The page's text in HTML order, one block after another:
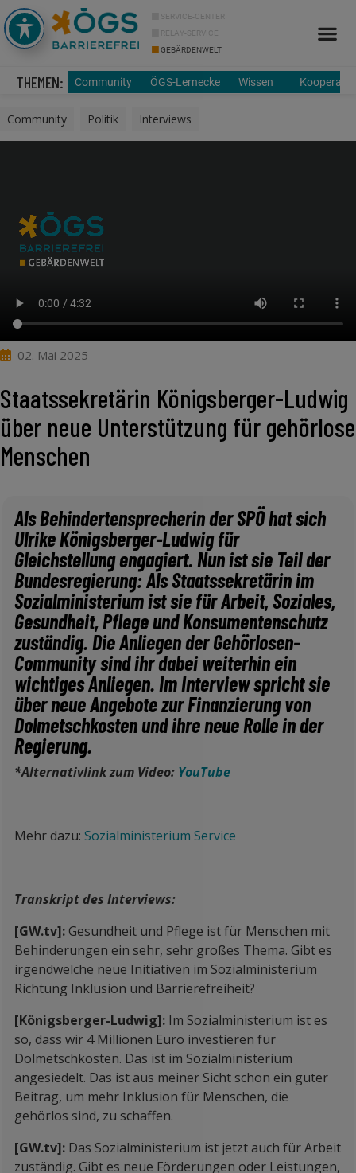
SERVICE-CENTER
RELAY-SERVICE
GEBÄRDENWELT
THEMEN: Community ÖGS-Lernecke Wissen
Community Politik Interviews
02. Mai 2025
Staatssekretärin Königsberger-Ludwig
über neue Unterstützung für gehörlose
Menschen
Als Behindertensprecherin der SPÖ hat sich
Ulrike Königsberger-Ludwig für
Gleichstellung engagiert. Nun ist sie Teil der
Bundesregierung: Als Staatssekretärin im
Sozialministerium ist sie für Arbeit, Soziales,
Gesundheit, Pflege und Konsumentenschutz
zuständig. Die Anliegen der Gehörlosen-
Community sind ihr dabei weiterhin ein
wichtiges Anliegen. Im Interview spricht sie
über neue Angebote zur Finanzierung von
Dolmetschkosten und ihre neue Rolle in der
Regierung.
*Alternativlink zum Video: YouTube
Mehr dazu: Sozialministerium Service
Transkript des Interviews:
[GW.tv]: Gesundheit und Pflege ist für Menschen mit
Behinderungen ein sehr, sehr großes Thema. Gibt es
irgendwelche neue Initiativen im Sozialministerium
Richtung Inklusion und Barrierefreiheit?
[Königsberger-Ludwig]: Im Sozialministerium ist es
so, dass wir 4 Millionen Euro investieren für
Dolmetschkosten. Das ist im Sozialministerium
angesiedelt. Das ist aus meiner Sicht schon ein guter
Beitrag, um mehr Inklusion für Menschen, die
gehörlos sind, zu schaffen.
[GW.tv]: Das Sozialministerium ist jetzt auch für Arbeit
zuständig. Gibt es neue Förderungen oder Leistungen,